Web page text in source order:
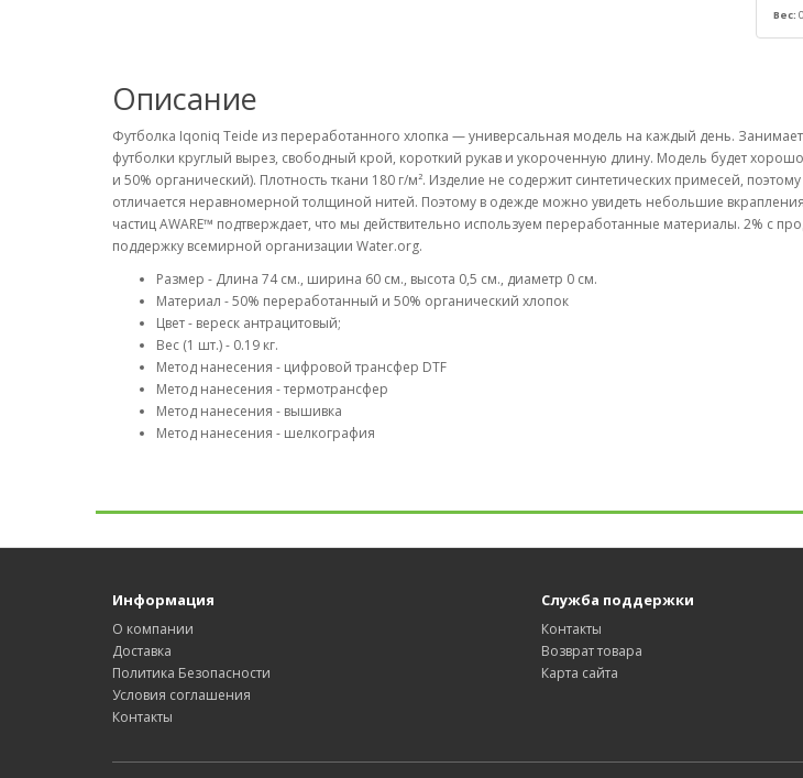
Вес:
Описание
Футболка Iqoniq Teide из переработанного хлопка — универсальная модель на каждый день.
футболки круглый вырез, свободный крой, короткий рукав и укороченную длину. Модель будет
и 50% органический). Плотность ткани 180 г/м². Изделие не содержит синтетических примесей,
отличается неравномерной толщиной нитей. Поэтому в одежде можно увидеть небольшие
частиц AWARE™ подтверждает, что мы действительно используем переработанные материалы. 2% с
поддержку всемирной организации Water.org.
Размер - Длина 74 см., ширина 60 см., высота 0,5 см., диаметр 0 см.
Материал - 50% переработанный и 50% органический хлопок
Цвет - вереск антрацитовый;
Вес (1 шт.) - 0.19 кг.
Метод нанесения - цифровой трансфер DTF
Метод нанесения - термотрансфер
Метод нанесения - вышивка
Метод нанесения - шелкография
Информация
О компании
Доставка
Политика Безопасности
Условия соглашения
Контакты
Служба поддержки
Контакты
Возврат товара
Карта сайта